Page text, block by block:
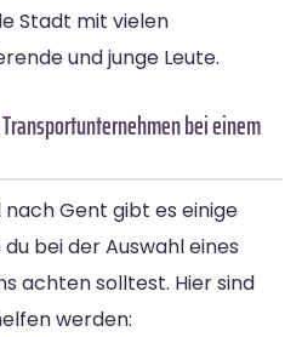
Stadt mit vielen
und junge Leute.
bei einem
nach Gent gibt es einige
bei der Auswahl eines
achten solltest. Hier sind
werden: